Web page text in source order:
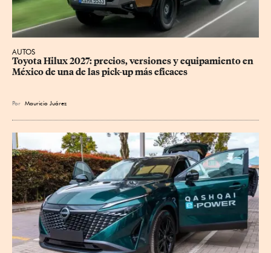
AUTOS
Toyota Hilux 2027: precios, versiones y equipamiento en
México de una de las pick-up más eficaces
Por Mauricio Juárez